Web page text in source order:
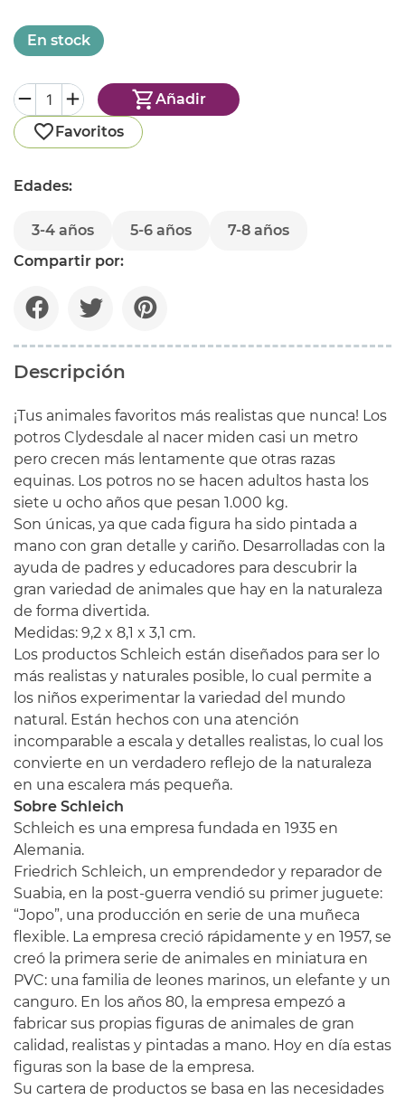
En stock
Añadir
Favoritos
Edades:
3-4 años 5-6 años
7-8 años
Compartir por:
Descripción
¡Tus animales favoritos más realistas que nunca! Los
potros Clydesdale al nacer miden casi un metro
pero crecen más lentamente que otras razas
equinas. Los potros no se hacen adultos hasta los
siete u ocho años que pesan 1.000 kg.
Son únicas, ya que cada figura ha sido pintada a
mano con gran detalle y cariño. Desarrolladas con la
ayuda de padres y educadores para descubrir la
gran variedad de animales que hay en la naturaleza
de forma divertida.
Medidas: 9,2 x 8,1 x 3,1 cm.
Los productos Schleich están diseñados para ser lo
más realistas y naturales posible, lo cual permite a
los niños experimentar la variedad del mundo
natural. Están hechos con una atención
incomparable a escala y detalles realistas, lo cual los
convierte en un verdadero reflejo de la naturaleza
en una escalera más pequeña.
Sobre Schleich
Schleich es una empresa fundada en 1935 en
Alemania.
Friedrich Schleich, un emprendedor y reparador de
Suabia, en la post-guerra vendió su primer juguete:
“Jopo”, una producción en serie de una muñeca
flexible. La empresa creció rápidamente y en 1957, se
creó la primera serie de animales en miniatura en
PVC: una familia de leones marinos, un elefante y un
canguro. En los años 80, la empresa empezó a
fabricar sus propias figuras de animales de gran
calidad, realistas y pintadas a mano. Hoy en día estas
figuras son la base de la empresa.
Su cartera de productos se basa en las necesidades